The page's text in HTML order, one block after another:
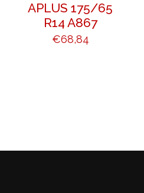
APLUS 175/65
R14 A867
€68,84